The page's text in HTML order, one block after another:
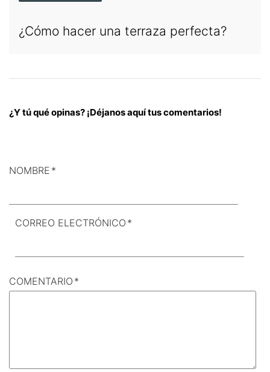
¿Cómo hacer una terraza perfecta?
¿Y tú qué opinas? ¡Déjanos aquí tus comentarios!
NOMBRE *
CORREO ELECTRÓNICO *
COMENTARIO *